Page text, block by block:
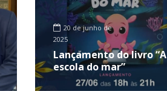
20 de junho de
2025
Lançamento do livro “A
escola do mar”